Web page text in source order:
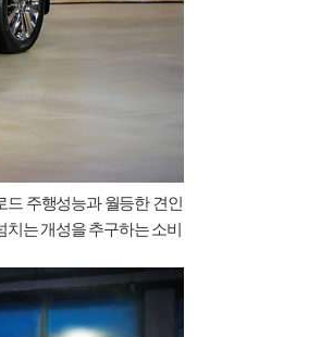
드 주행성능과 월등한 견인
는 개성을 추구하는 소비